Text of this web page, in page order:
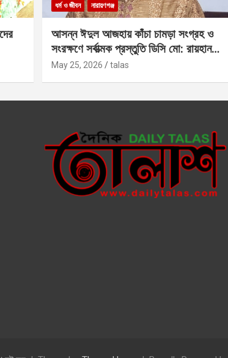
ধর্ম ও জীবন নারায়ণগঞ্জ
আসন্ন ঈদুল আজহায় কাঁচা চামড়া সংগ্রহ ও
সংরক্ষণে সর্বাত্মক প্রস্তুতি ডিসি মো: রায়হান
কবির
May 25, 2026 talas